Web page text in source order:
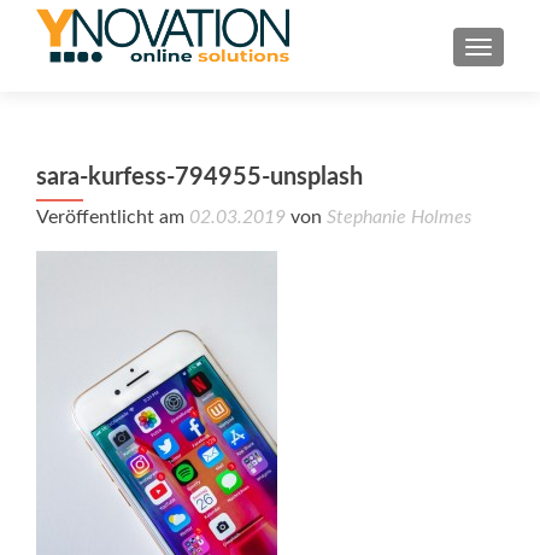
sara-kurfess-794955-unsplash
Veröffentlicht am 02.03.2019 von Stephanie Holmes